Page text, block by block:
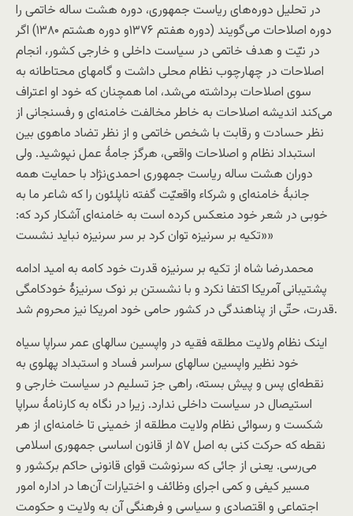
در تحلیل دوره‌های ریاست جمهوری، دوره هشت ساله خاتمی را
دوره اصلاحات می‌گویند (دوره هفتم ۱۳۷۶و دوره هشتم ۱۳۸۰) اگر
در نیّت و هدف خاتمی در سیاست داخلی و خارجی کشور، انجام
اصلاحات در چهارچوب نظام محلی داشت و گامهای محتاطانه به
سوی اصلاحات برداشته می‌شد، اما همچنان که خود او اعتراف
می‌کند اندیشه اصلاحات به خاطر مخالفت خامنه‌ای و رفسنجانی از
نظر حسادت و رقابت با شخص خاتمی و از نظر تضاد ماهوی بین
استبداد نظام و اصلاحات واقعی، هرگز جامهٔ عمل نپوشید. ولی
دوران هشت ساله ریاست جمهوری احمدی‌نژاد با حمایت همه
جانبهٔ خامنه‌ای و شرکاء واقعیّت گفته ناپلئون را که شاعر ما به
خوبی در شعر خود منعکس کرده است به خامنه‌ای آشکار کرد که:
«تکیه بر سرنیزه توان کرد بر سر سرنیزه نباید نشست»
محمدرضا شاه از تکیه بر سرنیزه قدرت خود کامه به امید ادامه
پشتیبانی آمریکا اکتفا نکرد و با نشستن بر نوک سرنیزهٔ خودکامگی
قدرت، حتّی از پناهندگی در کشور حامی خود امریکا نیز محروم شد.
اینک نظام ولایت مطلقه فقیه در واپسین سالهای عمر سراپا سیاه
خود نظیر واپسین سالهای سراسر فساد و استبداد پهلوی به
نقطه‌ای پس و پیش بسته، راهی جز تسلیم در سیاست خارجی و
استیصال در سیاست داخلی ندارد. زیرا در نگاه به کارنامهٔ سراپا
شکست و رسوائی نظام ولایت مطلقه از خمینی تا خامنه‌ای از هر
نقطه که حرکت کنی به اصل ۵۷ از قانون اساسی جمهوری اسلامی
می‌رسی. یعنی از جائی که سرنوشت قوای قانونی حاکم برکشور و
مسیر کیفی و کمی اجرای وظائف و اختیارات آن‌ها در اداره امور
اجتماعی و اقتصادی و سیاسی و فرهنگی آن به ولایت و حکومت